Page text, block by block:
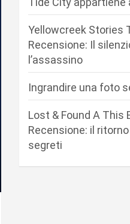
Yellowcreek Stories
Recensione: Il
l’assassino
Ingrandire una foto
Lost & Found A This
Recensione: il
segreti